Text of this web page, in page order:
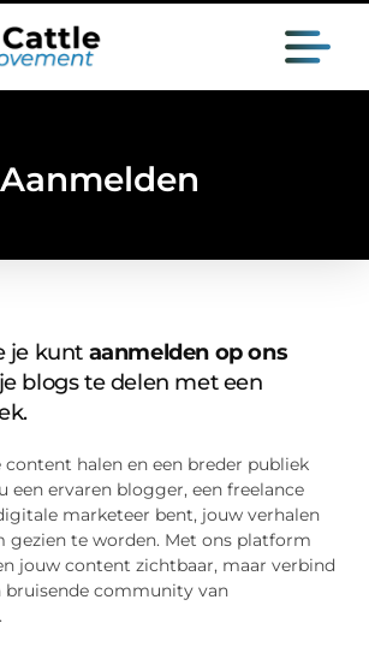
Aanmelden
je kunt aanmelden op ons
blogs te delen met een
halen en een breder publiek
een ervaren blogger, een freelance
marketeer bent, jouw verhalen
gezien te worden. Met ons platform
jouw content zichtbaar, maar verbind
bruisende community van